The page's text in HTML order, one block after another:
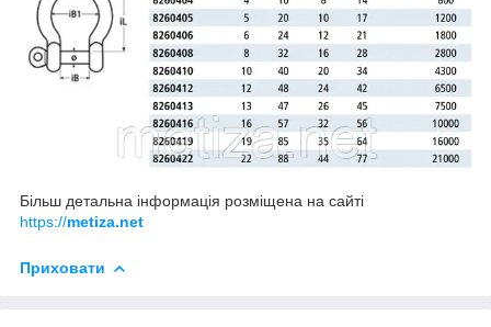
Більш детальна інформація розміщена на сайті
https://metiza.net
Приховати